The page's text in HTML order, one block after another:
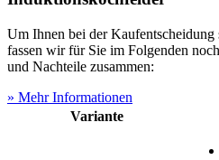
Um Ihnen bei der
fassen wir für Sie im Folgenden
und Nachteile zusammen:
» Mehr Informationen
Variante